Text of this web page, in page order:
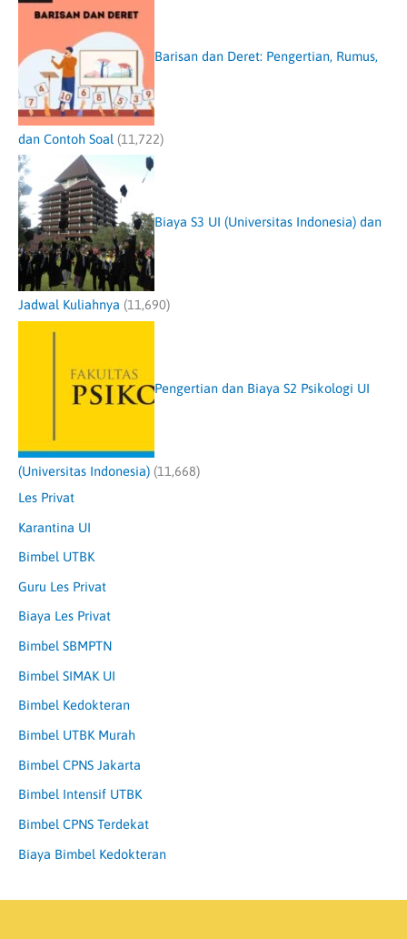
Barisan dan Deret: Pengertian, Rumus,
dan Contoh Soal (11,722)
Biaya S3 UI (Universitas Indonesia) dan
Jadwal Kuliahnya (11,690)
Pengertian dan Biaya S2 Psikologi UI
(Universitas Indonesia) (11,668)
Les Privat
Karantina UI
Bimbel UTBK
Guru Les Privat
Biaya Les Privat
Bimbel SBMPTN
Bimbel SIMAK UI
Bimbel Kedokteran
Bimbel UTBK Murah
Bimbel CPNS Jakarta
Bimbel Intensif UTBK
Bimbel CPNS Terdekat
Biaya Bimbel Kedokteran